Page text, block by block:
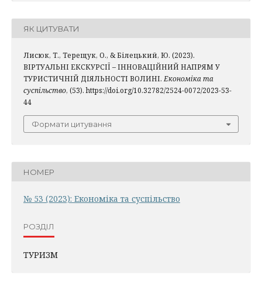
ЯК ЦИТУВАТИ
Лисюк, Т., Терещук, О., & Білецький, Ю. (2023).
ВІРТУАЛЬНІ ЕКСКУРСІЇ – ІННОВАЦІЙНИЙ НАПРЯМ У
ТУРИСТИЧНІЙ ДІЯЛЬНОСТІ ВОЛИНІ. Економіка та
суспільство, (53). https://doi.org/10.32782/2524-0072/2023-53-
44
Формати цитування
НОМЕР
№ 53 (2023): Економіка та суспільство
РОЗДІЛ
ТУРИЗМ